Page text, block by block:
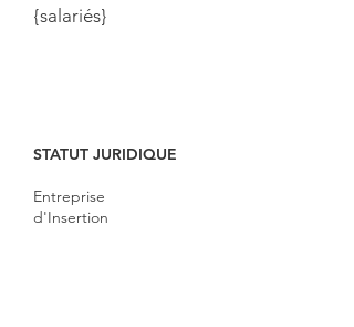
{salariés}
STATUT JURIDIQUE
Entreprise
d'Insertion